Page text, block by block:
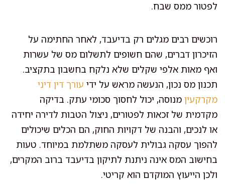
לפטור ממס שבח.
רוכשים רבים מגלים רק בדיעבד, לאחר החתימה על
הזיכרון דברים, שהם חשופים לתשלום מס של עשרות
ואף מאות אלפי שקלים שלא נלקח בחשבון בתקציב.
תכנון מס נכון, הנעשה מראש על ידי עורך דין דיני
מקרקעין מנוסה, יכול לחסוך סכומי עתק. בדיקה
מקדמית של זכאות לפטורים, ניצול הטבות לדירה יחידה
או לנכים, והבנה של דקויות החוק, הם הכלים שיכולים
להפוך עסקה גבולית לעסקה משתלמת במיוחד. טעות
בחישוב המס אינה ניתנת לתיקון בדיעבד ברוב המקרים,
ולכן הייעוץ המוקדם הוא קריטי.